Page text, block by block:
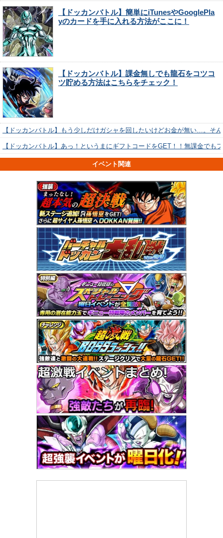
【ドッカンバトル】簡単にiTunesやGooglePla
yのカードを手に入れる方法がここに！
【ドッカンバトル】課金無しでも龍石をコツコ
ツ貯める方法はこちらをチェック！
【ドッカンバトル】もう少しだけガシャを回したいけどお金が無い…。そ
【ドッカンバトル】あっ！というまにギフトコードをGET！！無課金でも
イベント関連